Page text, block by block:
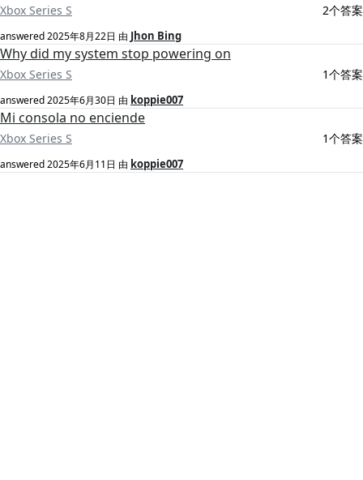
Xbox Series S 2个答案
answered2025年8月22日 由 Jhon Bing
Why did my system stop powering on
Xbox Series S 1个答案
answered2025年6月30日 由 koppie007
Mi consola no enciende
Xbox Series S 1个答案
answered2025年6月11日 由 koppie007